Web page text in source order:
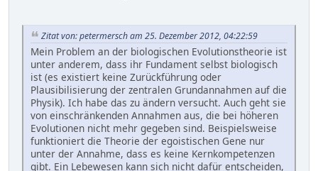
Zitat von: petermersch am 25. Dezember 2012, 04:22:59
Mein Problem an der biologischen Evolutionstheorie ist
unter anderem, dass ihr Fundament selbst biologisch
ist (es existiert keine Zurückführung oder
Plausibilisierung der zentralen Grundannahmen auf die
Physik). Ich habe das zu ändern versucht. Auch geht sie
von einschränkenden Annahmen aus, die bei höheren
Evolutionen nicht mehr gegeben sind. Beispielsweise
funktioniert die Theorie der egoistischen Gene nur
unter der Annahme, dass es keine Kernkompetenzen
gibt. Ein Lebewesen kann sich nicht dafür entscheiden,